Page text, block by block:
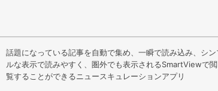
話題になっている記事を自動で集め、一瞬で読み込み、シン
ルな表示で読みやすく、圏外でも表示されるSmartViewで閲
覧することができるニュースキュレーションアプリ